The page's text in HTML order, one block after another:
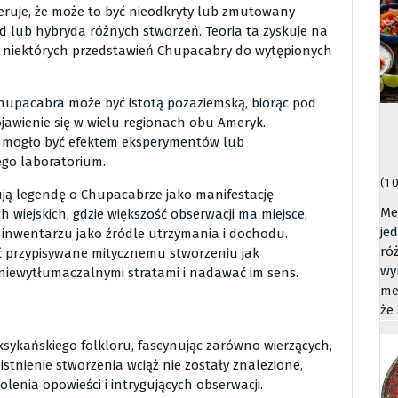
że może to być nieodkryty lub zmutowany
lub hybryda różnych stworzeń. Teoria ta zyskuje na
przedstawień Chupacabry do wytępionych
może być istotą pozaziemską, biorąc pod
się w wielu regionach obu Ameryk.
być efektem eksperymentów lub
laboratorium.
o Chupacabrze jako manifestację
gdzie większość obserwacji ma miejsce,
jako źródle utrzymania i dochodu.
przypisywane mitycznemu stworzeniu jak
stratami i nadawać im sens.
folkloru, fascynując zarówno wierzących,
stworzenia wciąż nie zostały znalezione,
opowieści i intrygujących obserwacji.
(1
że